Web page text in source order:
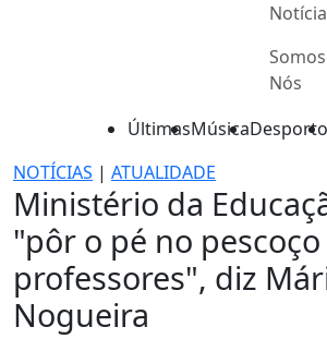
Somos
Nós
ÚltimasMúsicaDesporto
NOTÍCIAS | ATUALIDADE
Ministério da
"pôr o pé no
professores", diz
Nogueira